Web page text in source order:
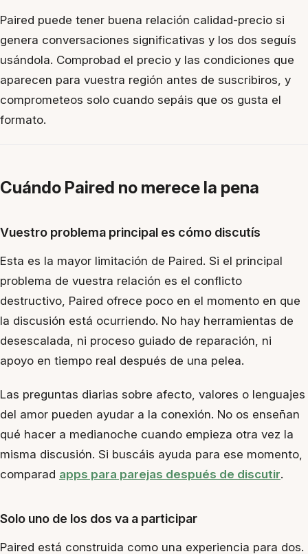
Paired puede tener buena relación calidad-precio si
genera conversaciones significativas y los dos seguís
usándola. Comprobad el precio y las condiciones que
aparecen para vuestra región antes de suscribiros, y
comprometeos solo cuando sepáis que os gusta el
formato.
Cuándo Paired no merece la pena
Vuestro problema principal es cómo discutís
Esta es la mayor limitación de Paired. Si el principal
problema de vuestra relación es el conflicto
destructivo, Paired ofrece poco en el momento en que
la discusión está ocurriendo. No hay herramientas de
desescalada, ni proceso guiado de reparación, ni
apoyo en tiempo real después de una pelea.
Las preguntas diarias sobre afecto, valores o lenguajes
del amor pueden ayudar a la conexión. No os enseñan
qué hacer a medianoche cuando empieza otra vez la
misma discusión. Si buscáis ayuda para ese momento,
comparad apps para parejas después de discutir.
Solo uno de los dos va a participar
Paired está construida como una experiencia para dos.